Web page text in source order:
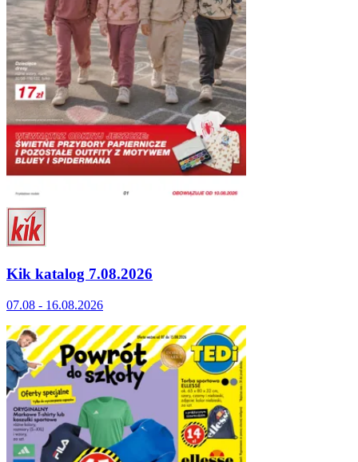
Kik katalog 7.08.2026
07.08 - 16.08.2026